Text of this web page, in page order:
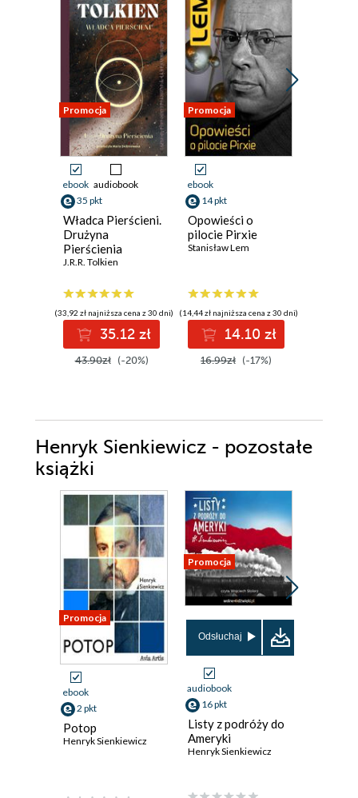
Promocja
ebook audiobook
35 pkt
Władca Pierścieni.
Drużyna
Pierścienia
J.R.R. Tolkien
(33,92 zł najniższa cena z 30 dni)
35.12 zł
43.90zł (-20%)
Promocja
ebook
14 pkt
Opowieści o
pilocie Pirxie
Stanisław Lem
(14,44 zł najniższa cena z 30 dni)
14.10 zł
16.99zł (-17%)
Henryk Sienkiewicz - pozostałe
książki
Promocja
ebook
2 pkt
Potop
Henryk Sienkiewicz
Promocja
Odsłuchaj
audiobook
16 pkt
Listy z podróży do
Ameryki
Henryk Sienkiewicz